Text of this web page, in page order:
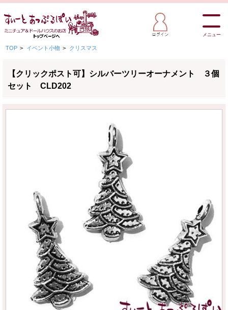
メニュー
TOP > イベント小物 > クリスマス
【クリックポスト可】シルバーツリーオーナメント ３個
セット CLD202